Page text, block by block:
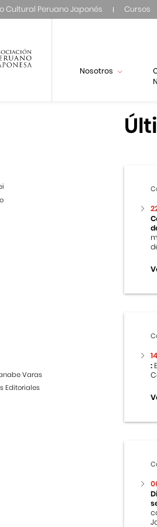
Cultural Peruano Japonés Cursos
Nosotros
Varas
Editoriales
: